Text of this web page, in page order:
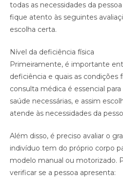
todas as necessidades da
fique atento às seguintes
escolha certa.
Nível da deficiência física
Primeiramente, é importante
deficiência e quais as condições
consulta médica é essencial
saúde necessárias, e assim
atende às necessidades da
Além disso, é preciso avaliar o
indivíduo tem do próprio corpo
modelo manual ou motorizado.
verificar se a pessoa apresenta: